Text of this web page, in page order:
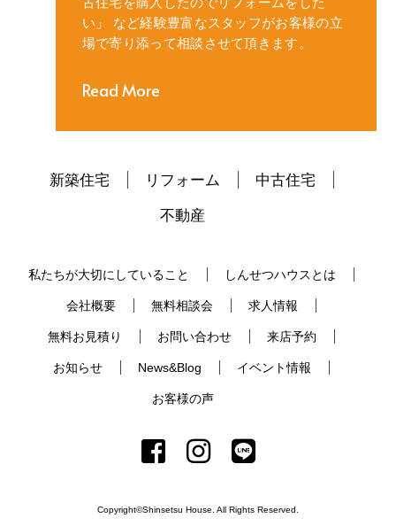
い」
など経験豊富なスタッフがお客様の立
場で寄り添って相談させて頂きます。
Read More
新築住宅 リフォーム
中古住宅
不動産
私たちが大切にしていること しんせつハウスとは
会社概要 無料相談会 求人情報
無料お見積り お問い合わせ 来店予約
お知らせ News&Blog イベント情報
お客様の声
Copyright©Shinsetsu House. All Rights Reserved.